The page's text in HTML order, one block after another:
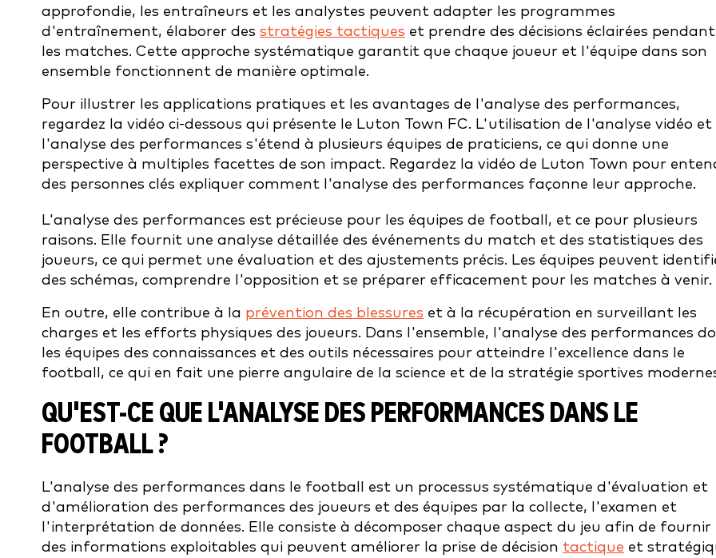
approfondie, les entraîneurs et les analystes peuvent adapter les programmes
d'entraînement, élaborer des stratégies tactiques et prendre des décisions éclairées pendant
les matches. Cette approche systématique garantit que chaque joueur et l'équipe dans son
ensemble fonctionnent de manière optimale.
Pour illustrer les applications pratiques et les avantages de l'analyse des performances,
regardez la vidéo ci-dessous qui présente le Luton Town FC. L'utilisation de l'analyse vidéo et
l'analyse des performances s'étend à plusieurs équipes de praticiens, ce qui donne une
perspective à multiples facettes de son impact. Regardez la vidéo de Luton Town pour
des personnes clés expliquer comment l'analyse des performances façonne leur approche.
L'analyse des performances est précieuse pour les équipes de football, et ce pour plusieurs
raisons. Elle fournit une analyse détaillée des événements du match et des statistiques des
joueurs, ce qui permet une évaluation et des ajustements précis. Les équipes peuvent
des schémas, comprendre l'opposition et se préparer efficacement pour les matches à venir.
En outre, elle contribue à la prévention des blessures et à la récupération en surveillant les
charges et les efforts physiques des joueurs. Dans l'ensemble, l'analyse des performances
les équipes des connaissances et des outils nécessaires pour atteindre l'excellence dans le
football, ce qui en fait une pierre angulaire de la science et de la stratégie sportives
QU'EST-CE QUE L'ANALYSE DES PERFORMANCES DANS LE
FOOTBALL ?
L'analyse des performances dans le football est un processus systématique d'évaluation et
d'amélioration des performances des joueurs et des équipes par la collecte, l'examen et
l'interprétation de données. Elle consiste à décomposer chaque aspect du jeu afin de fournir
des informations exploitables qui peuvent améliorer la prise de décision tactique et